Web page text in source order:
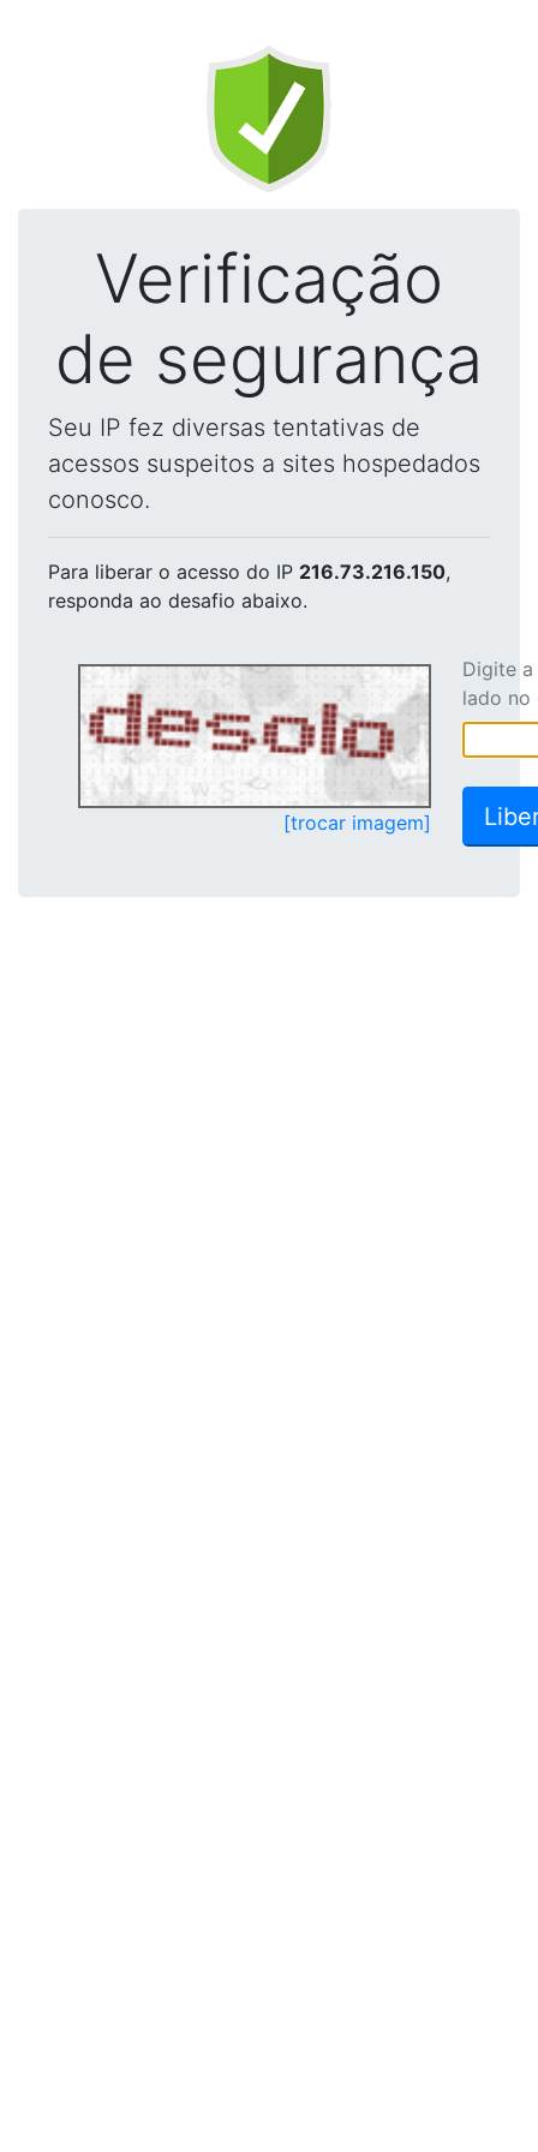
Verificação
de segurança
Seu IP fez diversas tentativas de
acessos suspeitos a sites hospedados
conosco.
Para liberar o acesso do IP 216.73.216.150,
responda ao desafio abaixo.
[trocar imagem]
Digite
lado no